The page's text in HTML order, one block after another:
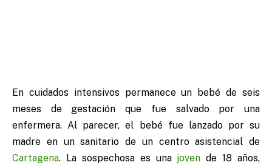
En cuidados intensivos permanece un bebé de seis
meses de gestación que fue salvado por una
enfermera. Al parecer, el bebé fue lanzado por su
madre en un sanitario de un centro asistencial de
Cartagena. La sospechosa es una joven de 18 años,